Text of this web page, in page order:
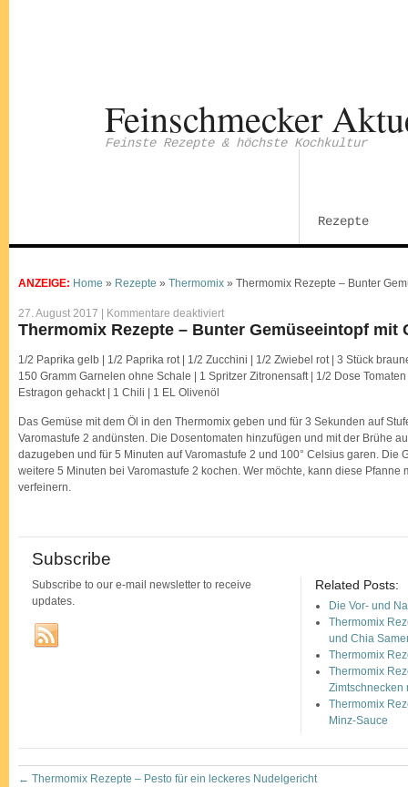
Feinschmecker
Feinste Rezepte & höchste Kochkultur
Rezepte
ANZEIGE: Home » Rezepte » Thermomix » Thermomix Rezepte – Bunter
27. August 2017 | Kommentare deaktiviertfür
Thermomix
Rezepte
Bunter
Gemüseeintopf
mit
Thermomix Rezepte – Bunter Gemüseeintopf mit
1/2 Paprika gelb | 1/2 Paprika rot | 1/2 Zucchini | 1/2 Zwiebel rot | 3 Stück
150 Gramm Garnelen ohne Schale | 1 Spritzer Zitronensaft | 1/2 Dose
Estragon gehackt | 1 Chili | 1 EL Olivenöl
Das Gemüse mit dem Öl in den Thermomix geben und für 3 Sekunden auf
Varomastufe 2 andünsten. Die Dosentomaten hinzufügen und mit der Brühe
dazugeben und für 5 Minuten auf Varomastufe 2 und 100° Celsius garen. Die
weitere 5 Minuten bei Varomastufe 2 kochen. Wer möchte, kann diese Pfanne
verfeinern.
Subscribe
Subscribe to our e-mail newsletter to receive
updates.
Related Posts:
Die Vor- und
Thermomix
und Chia
Thermomix
Thermomix
Zimtschnecken
Thermomix
Minz-Sauce
← Thermomix Rezepte – Pesto für ein leckeres Nudelgericht